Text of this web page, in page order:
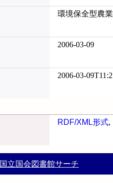
環境保全型農
2006-03-09
2006-03-
RDF/XML形式,
国立国会図書館サーチ